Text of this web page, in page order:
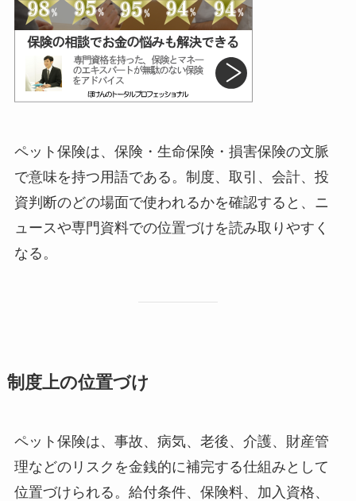
ペット保険は、保険・生命保険・損害保険の文脈
で意味を持つ用語である。制度、取引、会計、投
資判断のどの場面で使われるかを確認すると、ニ
ュースや専門資料での位置づけを読み取りやすく
なる。
制度上の位置づけ
ペット保険は、事故、病気、老後、介護、財産管
理などのリスクを金銭的に補完する仕組みとして
位置づけられる。給付条件、保険料、加入資格、